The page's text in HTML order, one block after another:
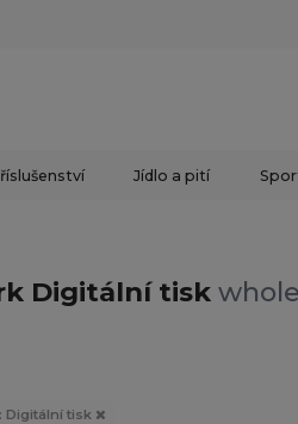
Jídlo a pití
Digitální tisk
Digitální tisk